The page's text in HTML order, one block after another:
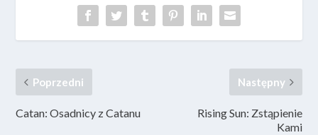
Poprzedni
Catan: Osadnicy z Catanu
Następny
Rising Sun: Zstąpienie
Kami